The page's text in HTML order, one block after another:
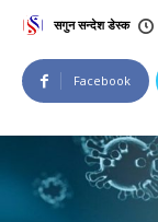
सगुन सन्देश डेस्क
Facebook